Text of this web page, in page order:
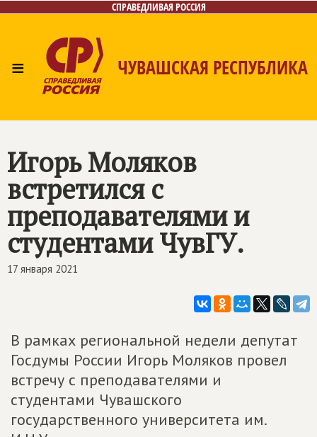
СПРАВЕДЛИВАЯ РОССИЯ
≡ ЧУВАШСКАЯ РЕСПУБЛИКА
Игорь Моляков
встретился с
преподавателями и
студентами ЧувГУ.
17 января 2021
В рамках региональной недели депутат
Госдумы России Игорь Моляков провел
встречу с преподавателями и
студентами Чувашского
государственного университета им.